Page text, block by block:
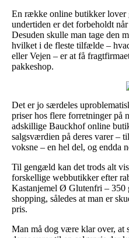
En række online butikker lover
undertiden er det forbeholdt
Desuden skulle man tage den
hvilket i de fleste tilfælde –
eller Vejen – er at få
pakkeshop.
Det er jo særdeles
priser hos flere forretninger på
adskillige Bauckhof online
salgsværdien på deres varer –
voksne – en hel del, og endda
Til gengæld kan det trods alt
forskellige webbutikker efter
Kastanjemel Ø Glutenfri –
shopping, således at man er
pris.
Man må dog være klar over, at